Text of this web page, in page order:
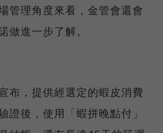
管理角度來看，金管會還會
做進一步了解。
布，提供經選定的蝦皮消費
證後，使用「蝦拼晚點付」